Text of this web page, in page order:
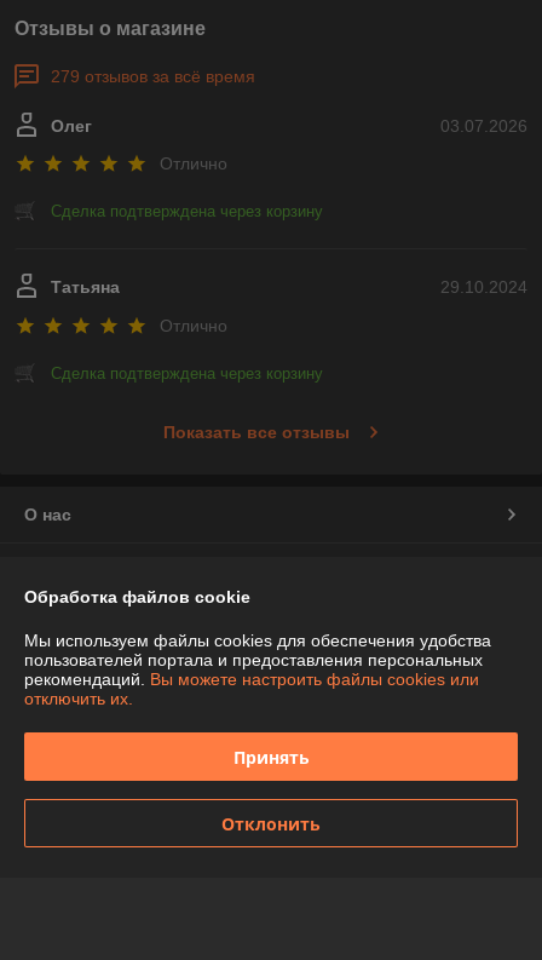
Отзывы о магазине
279 отзывов за всё время
03.07.2026
Олег
Отлично
Сделка подтверждена через корзину
29.10.2024
Татьяна
Отлично
Сделка подтверждена через корзину
Показать все отзывы
О нас
График работы
Полная версия сайта
Политика обработки cookies
Обработка файлов cookie
Мы используем файлы cookies для обеспечения удобства
пользователей портала и предоставления персональных
рекомендаций. Вы можете настроить файлы cookies или
отключить их.
Принять
Отклонить